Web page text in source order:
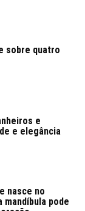
sobre quatro
e
e elegância
nasce no
pode